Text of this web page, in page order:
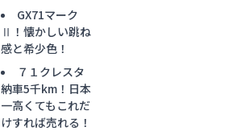
GX71マーク
Ⅱ！懐かしい跳ね
感と希少色！
７１クレスタ
納車5千km！日本
一高くてもこれだ
けすれば売れる！